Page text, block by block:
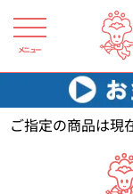
メニュー
花キューピット
ご指定の商品は現